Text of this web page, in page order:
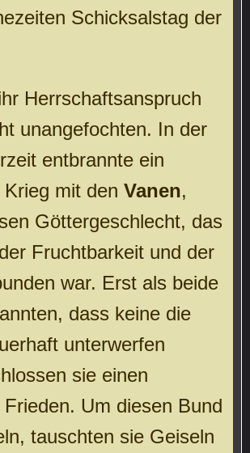
Schicksalstag der
Herrschaftsanspruch
unangefochten. In der
entbrannte ein
Krieg mit denVanen,
Göttergeschlecht, das
Fruchtbarkeit und der
war. Erst als beide
dass keine die
unterwerfen
sie einen
Um diesen Bund
tauschten sie Geiseln